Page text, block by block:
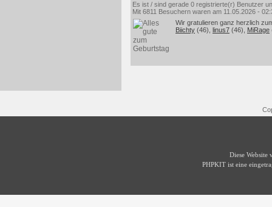
Es ist / sind gerade 0 registrierte(r) Benutzer
Mit 6811 Besuchern waren am 11.05.2026 -
Wir gratulieren ganz herzlich
Biichty (46), linus7 (46), MiRage
Diese Website
PHPKIT ist eine